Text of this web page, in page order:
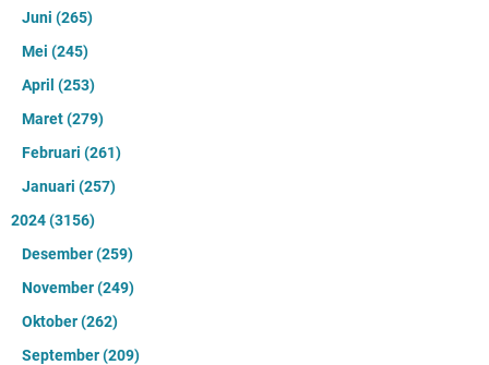
Juni (265)
Mei (245)
April (253)
Maret(279)
Februari (261)
Januari (257)
2024(3156)
Desember(259)
November(249)
Oktober(262)
September(209)